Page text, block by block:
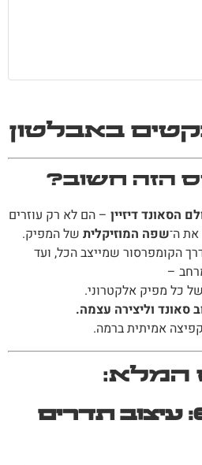
באבלטון
הזה חשוב?
הסאונד דיזיין– הם לא רק עוזרים
ה־שפה המוזיקליתשל המפיק.
הקומפרסור שמייצב הכל, ועד
–
סאונד וליצירה עצמה.
אמיתית ברמה.
המלא:
EQ: עיצוב תדרים